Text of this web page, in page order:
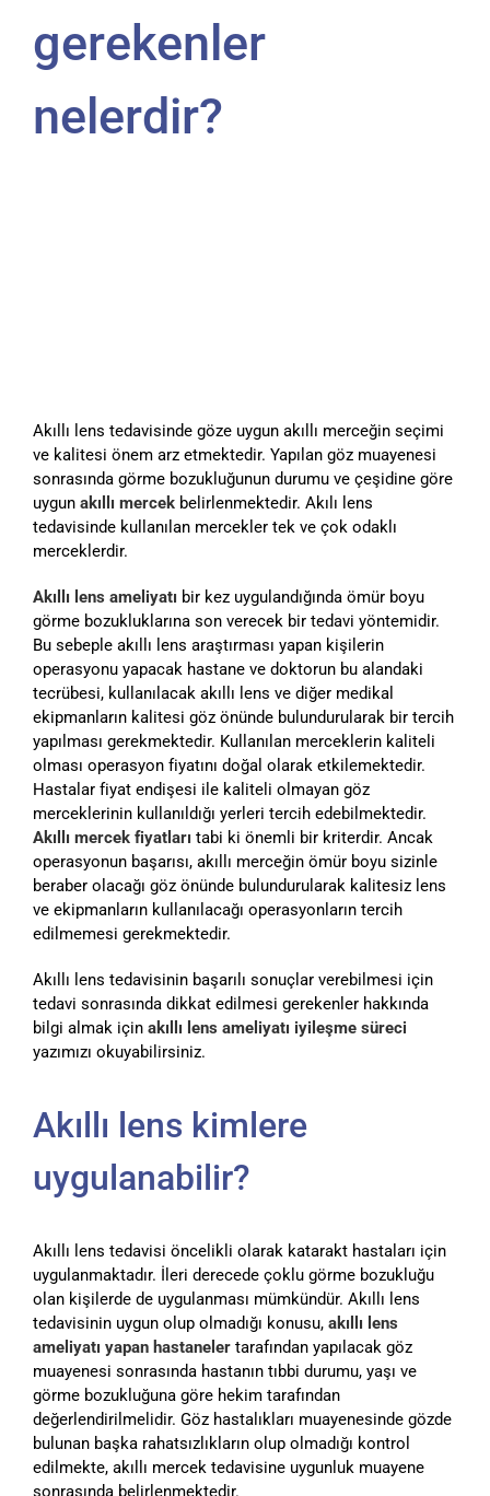
gerekenler
nelerdir?
Akıllı lens tedavisinde göze uygun akıllı merceğin seçimi
ve kalitesi önem arz etmektedir. Yapılan göz muayenesi
sonrasında görme bozukluğunun durumu ve çeşidine göre
uygun akıllı mercek belirlenmektedir. Akılı lens
tedavisinde kullanılan mercekler tek ve çok odaklı
merceklerdir.
Akıllı lens ameliyatı bir kez uygulandığında ömür boyu
görme bozukluklarına son verecek bir tedavi yöntemidir.
Bu sebeple akıllı lens araştırması yapan kişilerin
operasyonu yapacak hastane ve doktorun bu alandaki
tecrübesi, kullanılacak akıllı lens ve diğer medikal
ekipmanların kalitesi göz önünde bulundurularak bir tercih
yapılması gerekmektedir. Kullanılan merceklerin kaliteli
olması operasyon fiyatını doğal olarak etkilemektedir.
Hastalar fiyat endişesi ile kaliteli olmayan göz
merceklerinin kullanıldığı yerleri tercih edebilmektedir.
Akıllı mercek fiyatları tabi ki önemli bir kriterdir. Ancak
operasyonun başarısı, akıllı merceğin ömür boyu sizinle
beraber olacağı göz önünde bulundurularak kalitesiz lens
ve ekipmanların kullanılacağı operasyonların tercih
edilmemesi gerekmektedir.
Akıllı lens tedavisinin başarılı sonuçlar verebilmesi için
tedavi sonrasında dikkat edilmesi gerekenler hakkında
bilgi almak için akıllı lens ameliyatı iyileşme süreci
yazımızı okuyabilirsiniz.
Akıllı lens kimlere
uygulanabilir?
Akıllı lens tedavisi öncelikli olarak katarakt hastaları için
uygulanmaktadır. İleri derecede çoklu görme bozukluğu
olan kişilerde de uygulanması mümkündür. Akıllı lens
tedavisinin uygun olup olmadığı konusu, akıllı lens
ameliyatı yapan hastaneler tarafından yapılacak göz
muayenesi sonrasında hastanın tıbbi durumu, yaşı ve
görme bozukluğuna göre hekim tarafından
değerlendirilmelidir. Göz hastalıkları muayenesinde gözde
bulunan başka rahatsızlıkların olup olmadığı kontrol
edilmekte, akıllı mercek tedavisine uygunluk muayene
sonrasında belirlenmektedir.